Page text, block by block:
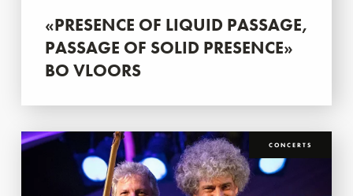
«PRESENCE OF LIQUID PASSAGE,
PASSAGE OF SOLID PRESENCE»
BO VLOORS
CONCERTS